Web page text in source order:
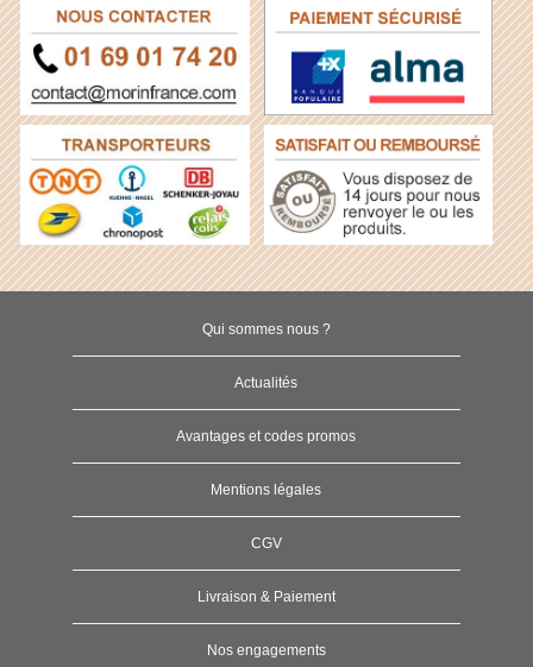
Qui sommes nous ?
Actualités
Avantages et codes promos
Mentions légales
CGV
Livraison & Paiement
Nos engagements